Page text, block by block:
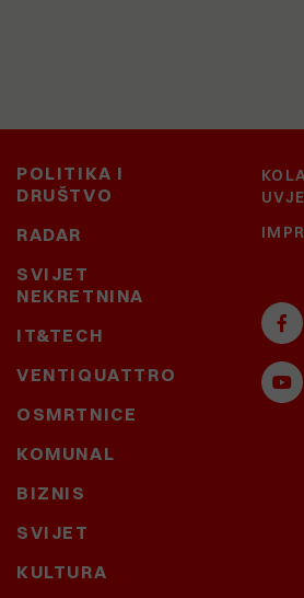
POLITIKA I
DRUŠTVO
RADAR
SVIJET
NEKRETNINA
IT&TECH
VENTIQUATTRO
OSMRTNICE
KOMUNAL
BIZNIS
SVIJET
KULTURA